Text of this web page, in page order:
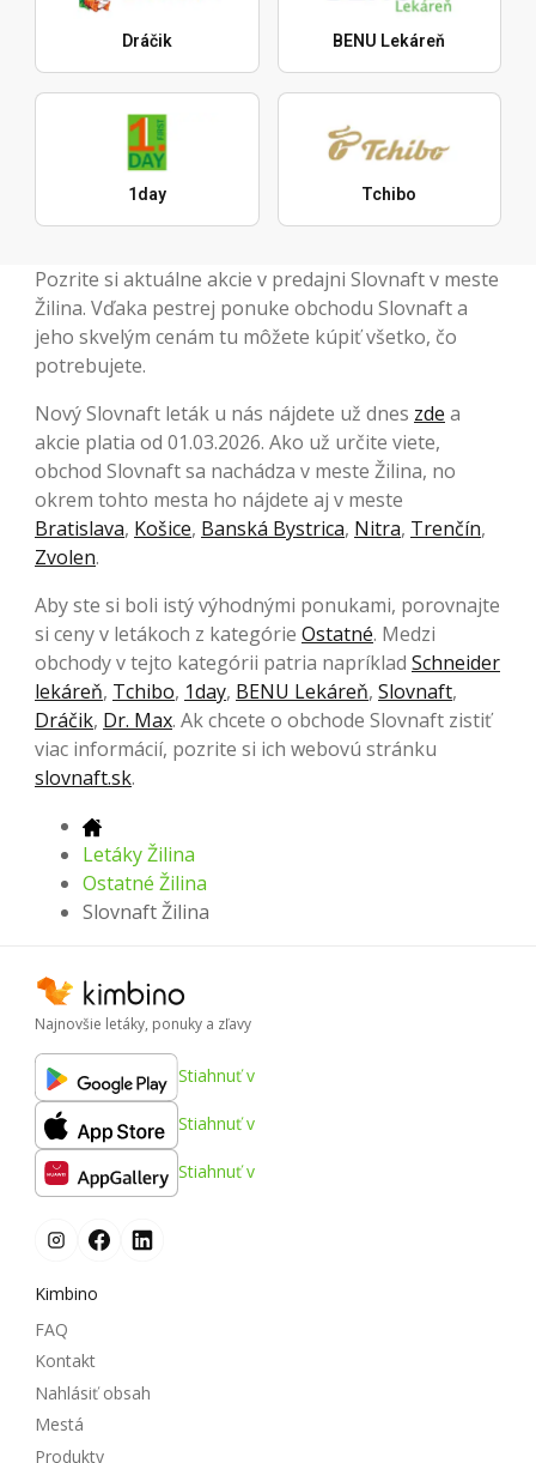
Dráčik BENU Lekáreň
1day Tchibo
Pozrite si aktuálne akcie v predajni Slovnaft v meste
Žilina. Vďaka pestrej ponuke obchodu Slovnaft a
jeho skvelým cenám tu môžete kúpiť všetko, čo
potrebujete.
Nový Slovnaft leták u nás nájdete už dnes zde a
akcie platia od 01.03.2026. Ako už určite viete,
obchod Slovnaft sa nachádza v meste Žilina, no
okrem tohto mesta ho nájdete aj v meste
Bratislava, Košice, Banská Bystrica, Nitra, Trenčín,
Zvolen.
Aby ste si boli istý výhodnými ponukami, porovnajte
si ceny v letákoch z kategórie Ostatné. Medzi
obchody v tejto kategórii patria napríklad Schneider
lekáreň, Tchibo, 1day, BENU Lekáreň, Slovnaft,
Dráčik, Dr. Max. Ak chcete o obchode Slovnaft zistiť
viac informácií, pozrite si ich webovú stránku
slovnaft.sk.
Letáky Žilina
Ostatné Žilina
Slovnaft Žilina
Najnovšie letáky, ponuky a zľavy
Stiahnuť v
Stiahnuť v
Stiahnuť v
Kimbino
FAQ
Kontakt
Nahlásiť obsah
Mestá
Produkty